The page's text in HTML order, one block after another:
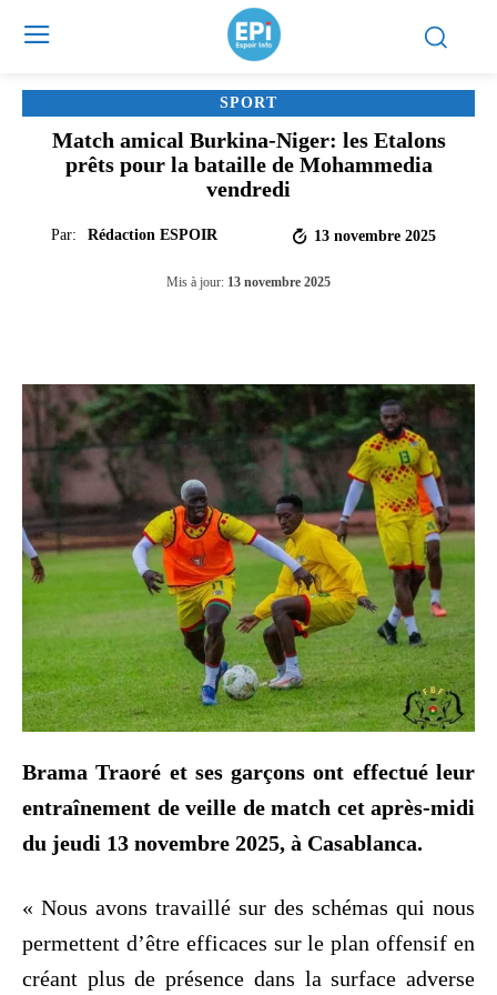
SPORT
Match amical Burkina-Niger: les Etalons
prêts pour la bataille de Mohammedia
vendredi
Par: Rédaction ESPOIR 13 novembre 2025
Mis à jour: 13 novembre 2025
Brama Traoré et ses garçons ont effectué leur
entraînement de veille de match cet après-midi
du jeudi 13 novembre 2025, à Casablanca.
« Nous avons travaillé sur des schémas qui nous
permettent d’être efficaces sur le plan offensif en
créant plus de présence dans la surface adverse